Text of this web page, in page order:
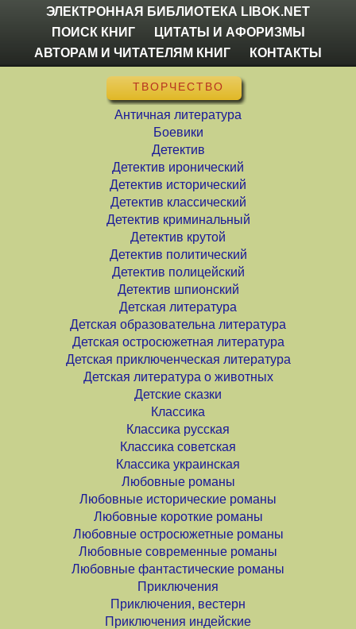
ЭЛЕКТРОННАЯ БИБЛИОТЕКА LIBOK.NET
ПОИСК КНИГ
ЦИТАТЫ И АФОРИЗМЫ
АВТОРАМ И ЧИТАТЕЛЯМ КНИГ
КОНТАКТЫ
ТВОРЧЕСТВО
Античная литература
Боевики
Детектив
Детектив иронический
Детектив исторический
Детектив классический
Детектив криминальный
Детектив крутой
Детектив политический
Детектив полицейский
Детектив шпионский
Детская литература
Детская образовательна литература
Детская остросюжетная литература
Детская приключенческая литература
Детская литература о животных
Детские сказки
Классика
Классика русская
Классика советская
Классика украинская
Любовные романы
Любовные исторические романы
Любовные короткие романы
Любовные остросюжетные романы
Любовные современные романы
Любовные фантастические романы
Приключения
Приключения, вестерн
Приключения индейские